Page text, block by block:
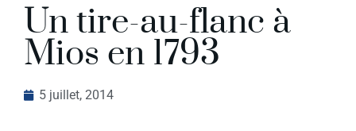
Un tire-au-flanc à
Mios en 1793
5 juillet, 2014